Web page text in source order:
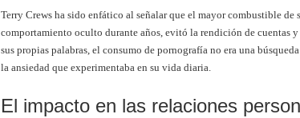
Terry Crews ha sido enfático al señalar que el mayor combustible
comportamiento oculto durante años, evitó la rendición de cuentas
sus propias palabras, el consumo de pornografía no era una
la ansiedad que experimentaba en su vida diaria.
El impacto en las relaciones